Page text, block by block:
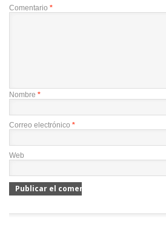
Comentario *
Nombre *
Correo electrónico *
Web